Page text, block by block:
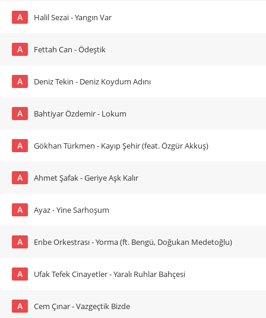
A Halil Sezai - Yangın Var
A Fettah Can - Ödeştik
A Deniz Tekin - Deniz Koydum Adını
A Bahtiyar Özdemir - Lokum
A Gökhan Türkmen - Kayıp Şehir (feat. Özgür Akkuş)
A Ahmet Şafak - Geriye Aşk Kalır
A Ayaz - Yine Sarhoşum
A Enbe Orkestrası - Yorma (ft. Bengü, Doğukan Medetoğlu)
A Ufak Tefek Cinayetler - Yaralı Ruhlar Bahçesi
A Cem Çınar - Vazgeçtik Bizde